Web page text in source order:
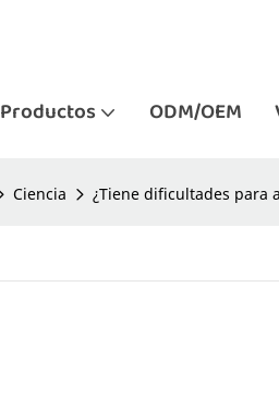
Productos ODM/OEM
Ciencia ¿Tiene dificultades para